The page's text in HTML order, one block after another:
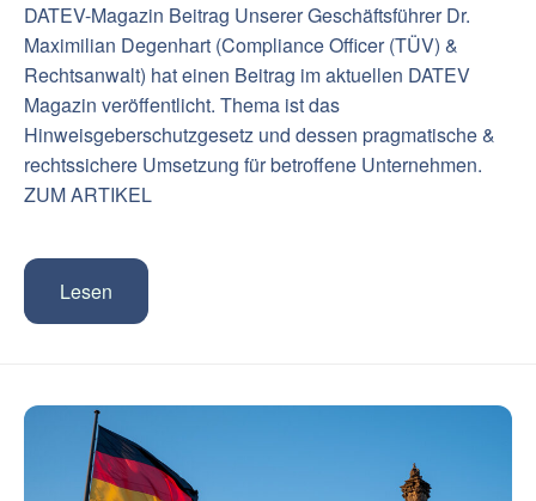
DATEV-Magazin Beitrag Unserer Geschäftsführer Dr.
Maximilian Degenhart (Compliance Officer (TÜV) &
Rechtsanwalt) hat einen Beitrag im aktuellen DATEV
Magazin veröffentlicht. Thema ist das
Hinweisgeberschutzgesetz und dessen pragmatische &
rechtssichere Umsetzung für betroffene Unternehmen.
ZUM ARTIKEL
Lesen